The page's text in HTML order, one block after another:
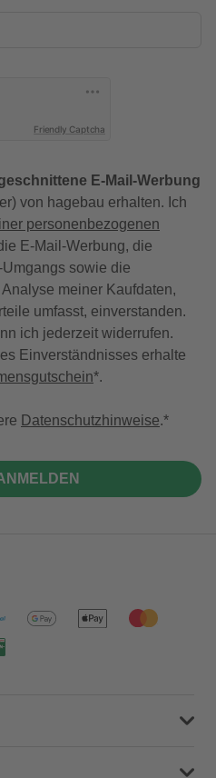
Friendly Captcha
E-Mail-Werbung
von hagebau erhalten. Ich
personenbezogenen
E-Mail-Werbung, die
sowie die
meiner Kaufdaten,
umfasst, einverstanden.
ich jederzeit widerrufen.
Einverständnisses erhalte
*.
Datenschutzhinweise.